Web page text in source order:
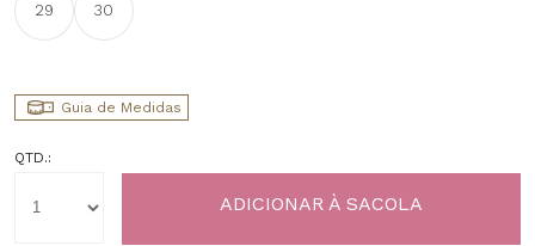
29 30
Guia de Medidas
QTD.: